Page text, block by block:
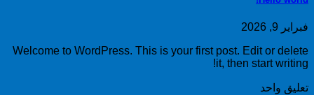
فبراير 9, 2026
Welcome to WordPress. This is your first post. Edit or delete
it, then start writing!
تعليق واحد